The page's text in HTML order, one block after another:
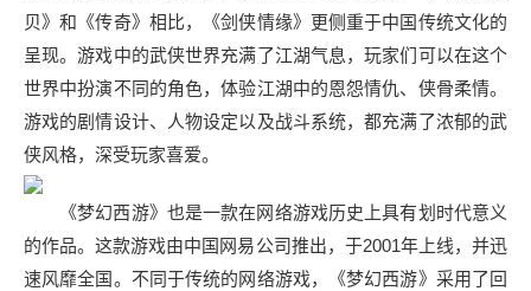
贝》和《传奇》相比，《剑侠情缘》更侧重于中国传统文化的
呈现。游戏中的武侠世界充满了江湖气息，玩家们可以在这个
世界中扮演不同的角色，体验江湖中的恩怨情仇、侠骨柔情。
游戏的剧情设计、人物设定以及战斗系统，都充满了浓郁的武
侠风格，深受玩家喜爱。
《梦幻西游》也是一款在网络游戏历史上具有划时代意义
的作品。这款游戏由中国网易公司推出，于2001年上线，并迅
速风靡全国。不同于传统的网络游戏，《梦幻西游》采用了回